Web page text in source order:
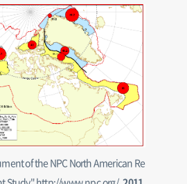
of the NPC North American Re